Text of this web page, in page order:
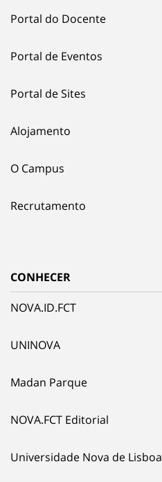
Portal do Docente
Portal de Eventos
Portal de Sites
Alojamento
O Campus
Recrutamento
CONHECER
NOVA.ID.FCT
UNINOVA
Madan Parque
NOVA.FCT Editorial
Universidade Nova de Lisboa